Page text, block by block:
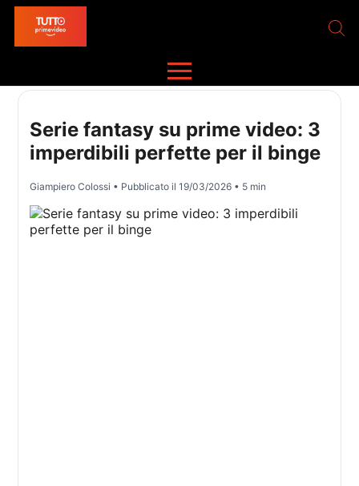
Serie fantasy su prime video: 3
imperdibili perfette per il binge
Giampiero Colossi • Pubblicato il19/03/2026 • 5 min